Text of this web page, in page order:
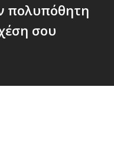
πολυπόθητη
σου